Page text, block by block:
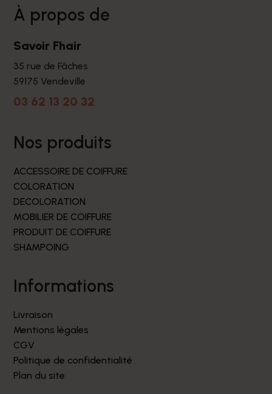
à propos de
Savoir Fhair
35 rue de Fâches
59175 Vendeville
03 62 13 20 32
nos produits
ACCESSOIRE DE COIFFURE
COLORATION
DECOLORATION
MOBILIER DE COIFFURE
PRODUIT DE COIFFURE
SHAMPOING
informations
Livraison
Mentions légales
CGV
Politique de confidentialité
Plan du site